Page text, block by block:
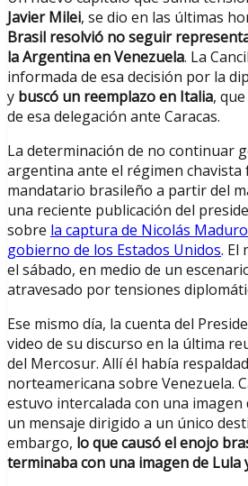
Javier Milei, se dio en las últimas
Brasil resolvió no seguir
la Argentina en Venezuela. La
informada de esa decisión por la
y buscó un reemplazo en Italia,
de esa delegación ante Caracas.
La determinación de no continuar
argentina ante el régimen chavista
mandatario brasileño a partir del
una reciente publicación del
sobre la captura de Nicolás
gobierno de los Estados Unidos. El
el sábado, en medio de un
atravesado por tensiones
Ese mismo día, la cuenta del
video de su discurso en la última
del Mercosur. Allí él había
norteamericana sobre Venezuela.
estuvo intercalada con una imagen
un mensaje dirigido a un único
embargo, lo que causó el enojo
terminaba con una imagen de Lula